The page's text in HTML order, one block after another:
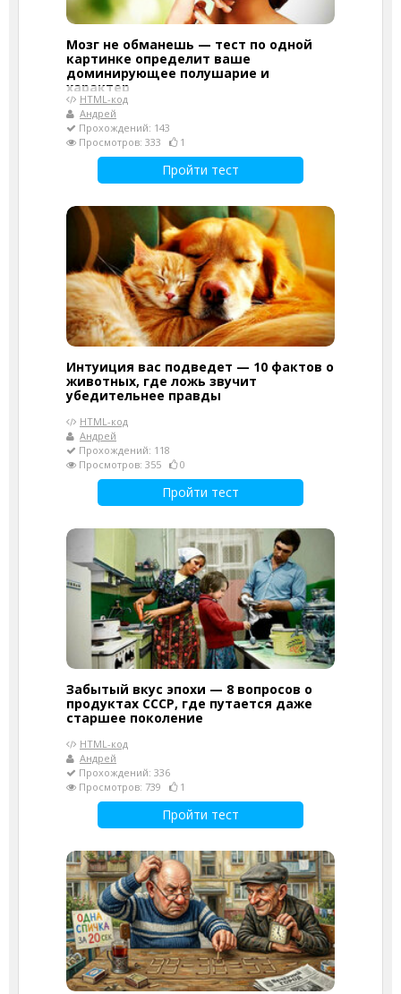
Мозг не обманешь — тест по одной
картинке определит ваше
доминирующее полушарие и
характер
HTML-код
Андрей
Прохождений: 143
Просмотров: 333
1
Пройти тест
Интуиция вас подведет — 10 фактов о
животных, где ложь звучит
убедительнее правды
HTML-код
Андрей
Прохождений: 118
Просмотров: 355
0
Пройти тест
Забытый вкус эпохи — 8 вопросов о
продуктах СССР, где путается даже
старшее поколение
HTML-код
Андрей
Прохождений: 336
Просмотров: 739
1
Пройти тест